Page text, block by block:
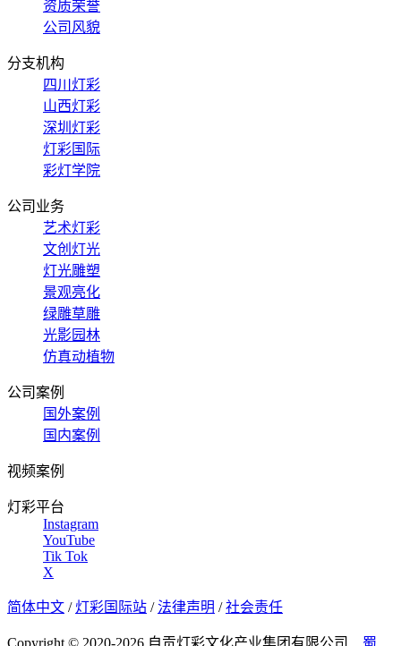
资质荣誉
公司风貌
分支机构
四川灯彩
山西灯彩
深圳灯彩
灯彩国际
彩灯学院
公司业务
艺术灯彩
文创灯光
灯光雕塑
景观亮化
绿雕草雕
光影园林
仿真动植物
公司案例
国外案例
国内案例
视频案例
灯彩平台
Instagram
YouTube
Tik Tok
X
简体中文 / 灯彩国际站 /法律声明 /社会责任